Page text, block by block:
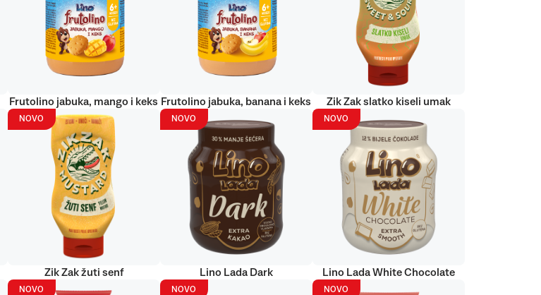
Frutolino jabuka, mango i keks Frutolino jabuka, banana i keks Zik Zak slatko kiseli umak
NOVO
Zik Zak žuti senf
NOVO
Lino Lada Dark
NOVO
Lino Lada White Chocolate
NOVO NOVO NOVO